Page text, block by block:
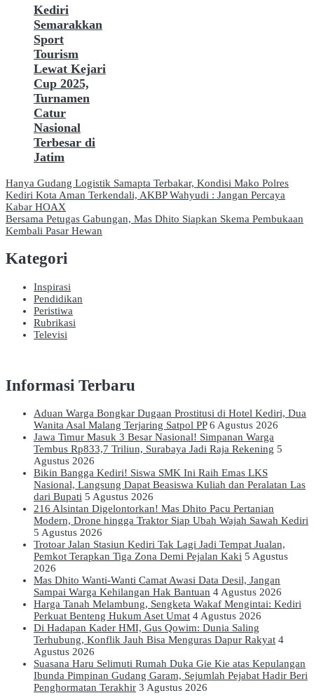
Kediri
Semarakkan
Sport
Tourism
Lewat Kejari
Cup 2025,
Turnamen
Catur
Nasional
Terbesar di
Jatim
Navigasi
pos
Hanya Gudang Logistik Samapta Terbakar, Kondisi Mako Polres
Kediri Kota Aman Terkendali, AKBP Wahyudi : Jangan Percaya
Kabar HOAX
Bersama Petugas Gabungan, Mas Dhito Siapkan Skema Pembukaan
Kembali Pasar Hewan
Kategori
Inspirasi
Pendidikan
Peristiwa
Rubrikasi
Televisi
Informasi Terbaru
Aduan Warga Bongkar Dugaan Prostitusi di Hotel Kediri, Dua
Wanita Asal Malang Terjaring Satpol PP 6 Agustus 2026
Jawa Timur Masuk 3 Besar Nasional! Simpanan Warga
Tembus Rp833,7 Triliun, Surabaya Jadi Raja Rekening 5
Agustus 2026
Bikin Bangga Kediri! Siswa SMK Ini Raih Emas LKS
Nasional, Langsung Dapat Beasiswa Kuliah dan Peralatan Las
dari Bupati 5 Agustus 2026
216 Alsintan Digelontorkan! Mas Dhito Pacu Pertanian
Modern, Drone hingga Traktor Siap Ubah Wajah Sawah Kediri
5 Agustus 2026
Trotoar Jalan Stasiun Kediri Tak Lagi Jadi Tempat Jualan,
Pemkot Terapkan Tiga Zona Demi Pejalan Kaki 5 Agustus
2026
Mas Dhito Wanti-Wanti Camat Awasi Data Desil, Jangan
Sampai Warga Kehilangan Hak Bantuan 4 Agustus 2026
Harga Tanah Melambung, Sengketa Wakaf Mengintai: Kediri
Perkuat Benteng Hukum Aset Umat 4 Agustus 2026
Di Hadapan Kader HMI, Gus Qowim: Dunia Saling
Terhubung, Konflik Jauh Bisa Menguras Dapur Rakyat 4
Agustus 2026
Suasana Haru Selimuti Rumah Duka Gie Kie atas Kepulangan
Ibunda Pimpinan Gudang Garam, Sejumlah Pejabat Hadir Beri
Penghormatan Terakhir 3 Agustus 2026